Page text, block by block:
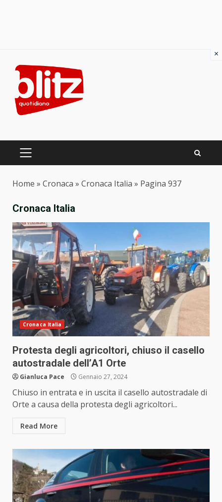
content
PRIMARY
Home » Cronaca » Cronaca Italia » Pagina 937
Cronaca Italia
Cronaca Italia
Protesta degli agricoltori, chiuso il casello
autostradale dell’A1 Orte
Gianluca Pace Gennaio 27, 2024
Chiuso in entrata e in uscita il casello autostradale di
Orte a causa della protesta degli agricoltori...
Read More
×